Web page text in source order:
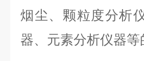
烟尘、颗粒度分析
器、元素分析仪器等